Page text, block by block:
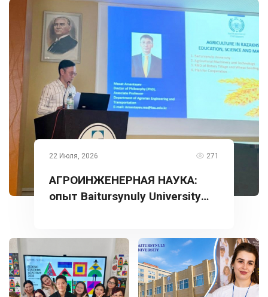
22 Июля, 2026 271
АГРОИНЖЕНЕРНАЯ НАУКА:
опыт Baitursynuly University